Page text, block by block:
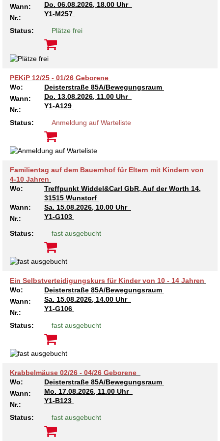
Kindertagesstätte Tresckowstraße
Kindertagesstätte Wiehbergstraße
Wann:
Do. 06.08.2026, 18.00 Uhr
Nr.:
Y1-M257
Status: Plätze frei
PEKiP 12/25 - 01/26 Geborene
Wo:
Deisterstraße 85A/Bewegungsraum
Wann:
Do. 13.08.2026, 11.00 Uhr
Nr.:
Y1-A129
Status: Anmeldung auf Warteliste
Familientag auf dem Bauernhof für Eltern mit Kindern von
4-10 Jahren
Wo:
Treffpunkt Widdel&Carl GbR, Auf der Worth 14,
31515 Wunstorf
Wann:
Sa. 15.08.2026, 10.00 Uhr
Nr.:
Y1-G103
Status: fast ausgebucht
Ein Selbstverteidigungskurs für Kinder von 10 - 14 Jahren
Wo:
Deisterstraße 85A/Bewegungsraum
Wann:
Sa. 15.08.2026, 14.00 Uhr
Nr.:
Y1-G106
Status: fast ausgebucht
Krabbelmäuse 02/26 - 04/26 Geborene
Wo:
Deisterstraße 85A/Bewegungsraum
Wann:
Mo. 17.08.2026, 11.00 Uhr
Nr.:
Y1-B123
Status: fast ausgebucht